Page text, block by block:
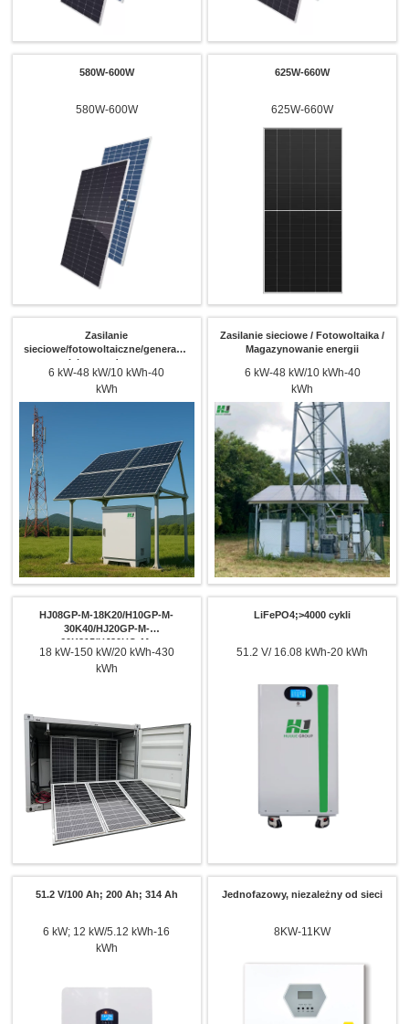
580W-600W
580W-600W
625W-660W
625W-660W
Zasilanie
sieciowe/fotowoltaiczne/generacja
oleju napędowego
6 kW-48 kW/10 kWh-40
kWh
Zasilanie sieciowe / Fotowoltaika /
Magazynowanie energii
6 kW-48 kW/10 kWh-40
kWh
HJ08GP-M-18K20/H10GP-M-
30K40/HJ20GP-M-
60K215/HJ20HQ-M-
75K215/HJ40GP-M-
140K215/HJ40HQ-M-150K430
18 kW-150 kW/20 kWh-430
kWh
LiFePO4;>4000 cykli
51.2 V/ 16.08 kWh-20 kWh
51.2 V/100 Ah; 200 Ah; 314 Ah
6 kW; 12 kW/5.12 kWh-16
kWh
Jednofazowy, niezależny od sieci
8KW-11KW